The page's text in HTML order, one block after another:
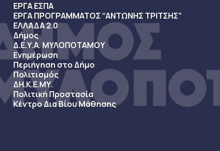
ΕΡΓΑ ΕΣΠΑ
ΕΡΓΑ ΠΡΟΓΡΑΜΜΑΤΟΣ “ΑΝΤΩΝΗΣ ΤΡΙΤΣΗΣ”
ΕΛΛΑΔΑ 2.0
Δήμος
Δ.Ε.Υ.Α. ΜΥΛΟΠΟΤΑΜΟΥ
Ενημέρωση
Περιήγηση στο Δήμο
Πολιτισμός
ΔΗ.Κ.Ε.ΜΥ.
Πολιτική Προστασία
Κέντρο Δια Βίου Μάθησης